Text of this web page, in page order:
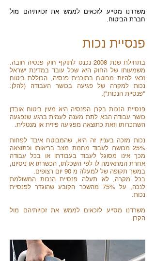
משרדנו מסייע לזכאים לממש את זכויותיהם מול
חברת הביטוח.
פנסיית נכות
בתחילת שנת 2008 נכנס לתוקף חוק פנסיה חובה.
משמעותו של החוק היא שכל עובד במדינת ישראל
זכאי להיות מבוטח בתוכנית פנסיה, הכוללת ביטוח
נכות למקרה של פגיעה בכושר העבודה (להלן:
"פנסיית הנכות").
פנסיית הנכות בקרן הפנסיה היא מעין ביטוח אובדן
כושר עבודה הבא לתת מענה לעמית ברגע שנפגעה
השתכרותו וזאת כתוצאה מפגיעה פיזית או מנטלית.
נכות מזכה בעניין זה היא, שהמבוטח איבד לפחות
25% מכושרו לעבוד מחמת מצב בריאותו וכתוצאה
מכך אינו מסוגל לעבוד בעבודתו או בכל עבודה
אחרת המתאימה לו לפי השכלתו, הכשרתו או ניסיונו,
במשך תקופה של למעלה מ 90 יום רצופים.
בכל מקרה, לא תעלה פנסיית הנכות המשולמת
לנכה, על 75% מהשכר הקובע שהוגדר לפנסיית
נכות.
משרדנו מסייע לזכאים לממש את זכויותיהם מול
הקרן.